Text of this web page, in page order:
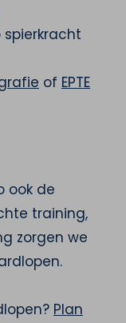
of EPTE
ook de
training,
zorgen we
Plan